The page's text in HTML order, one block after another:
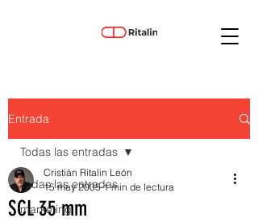
Entrada
Todas las entradas
marketing
Todas las entradas
SCL 35 mm
Cristián Ritalin León
15 may 2005 1 min de lectura